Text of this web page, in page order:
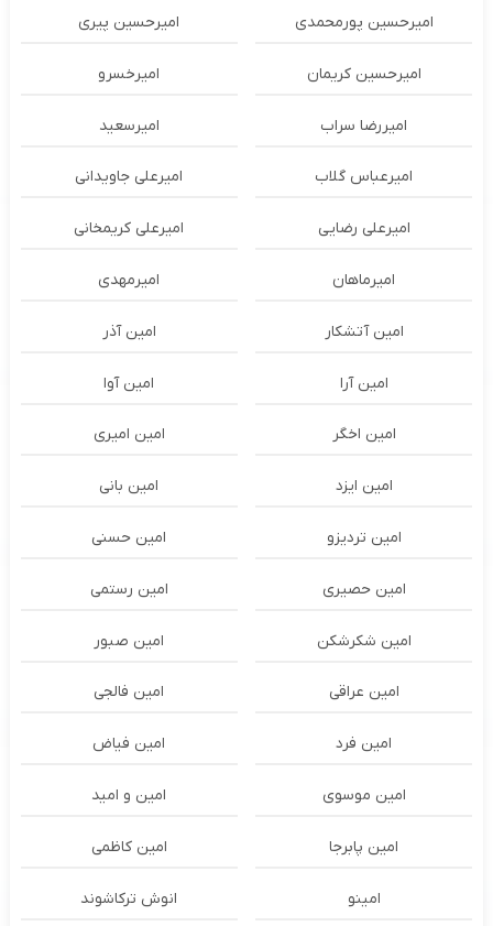
امیرحسین پورمحمدی امیرحسین پیری
امیرحسین کریمان امیرخسرو
امیررضا سراب امیرسعید
امیرعباس گلاب امیرعلی جاویدانی
امیرعلی رضایی امیرعلی کریمخانی
امیرماهان امیرمهدی
امین آتشکار امین آذر
امین آرا امین آوا
امین اخگر امین امیری
امین ایزد امین بانی
امین تردیزو امین حسنی
امین حصیری امین رستمی
امین شکرشکن امین صبور
امین عراقی امین فالجی
امین فرد امین فیاض
امین موسوی امین و امید
امین پابرجا امین کاظمی
امینو انوش ترکاشوند